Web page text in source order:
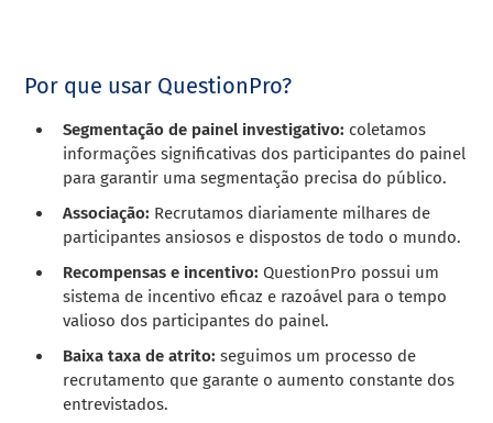
Por que usar QuestionPro?
Segmentação de painel investigativo: coletamos
informações significativas dos participantes do painel
para garantir uma segmentação precisa do público.
Associação: Recrutamos diariamente milhares de
participantes ansiosos e dispostos de todo o mundo.
Recompensas e incentivo: QuestionPro possui um
sistema de incentivo eficaz e razoável para o tempo
valioso dos participantes do painel.
Baixa taxa de atrito: seguimos um processo de
recrutamento que garante o aumento constante dos
entrevistados.